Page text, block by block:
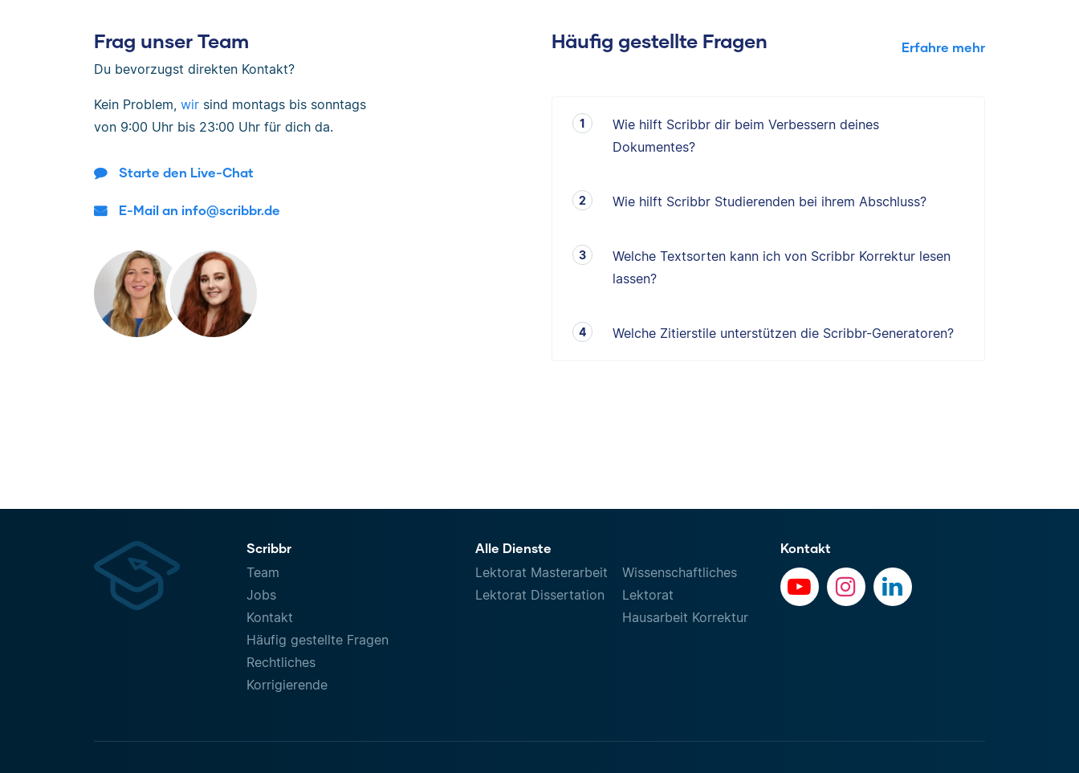
Frag unser Team
Du bevorzugst direkten Kontakt?
Kein Problem, wir sind montags bis sonntags
von 9:00 Uhr bis 23:00 Uhr für dich da.
Starte den Live-Chat
E-Mail an info@scribbr.de
Häufig gestellte Fragen Erfahre mehr
Wie hilft Scribbr dir beim Verbessern deines
Dokumentes?
Wie hilft Scribbr Studierenden bei ihrem Abschluss?
Welche Textsorten kann ich von Scribbr Korrektur lesen
lassen?
Welche Zitierstile unterstützen die Scribbr-Generatoren?
Scribbr
Team
Jobs
Kontakt
Häufig gestellte Fragen
Rechtliches
Korrigierende
Alle Dienste
Lektorat Masterarbeit
Lektorat Dissertation
Wissenschaftliches
Lektorat
Hausarbeit Korrektur
Kontakt